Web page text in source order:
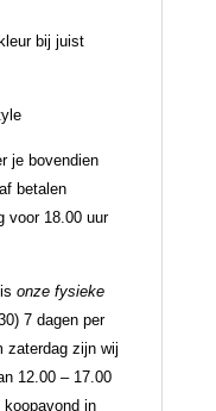
bij juist
je bovendien
betalen
voor 18.00 uur
onze fysieke
7 dagen per
zaterdag zijn wij
12.00 – 17.00
koopavond in